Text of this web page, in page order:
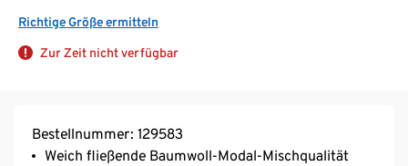
Richtige Größe ermitteln
Zur Zeit nicht verfügbar
Bestellnummer: 129583
Weich fließende Baumwoll-Modal-Mischqualität